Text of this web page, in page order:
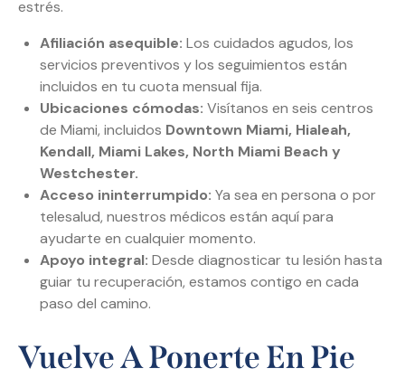
estrés.
Afiliación asequible: Los cuidados agudos, los
servicios preventivos y los seguimientos están
incluidos en tu cuota mensual fija.
Ubicaciones cómodas: Visítanos en seis centros
de Miami, incluidos Downtown Miami, Hialeah,
Kendall, Miami Lakes, North Miami Beach y
Westchester.
Acceso ininterrumpido: Ya sea en persona o por
telesalud, nuestros médicos están aquí para
ayudarte en cualquier momento.
Apoyo integral: Desde diagnosticar tu lesión hasta
guiar tu recuperación, estamos contigo en cada
paso del camino.
Vuelve A Ponerte En Pie